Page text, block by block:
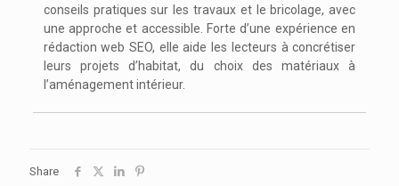
conseils pratiques sur les travaux et le bricolage, avec
une approche et accessible. Forte d’une expérience en
rédaction web SEO, elle aide les lecteurs à concrétiser
leurs projets d’habitat, du choix des matériaux à
l’aménagement intérieur.
Share